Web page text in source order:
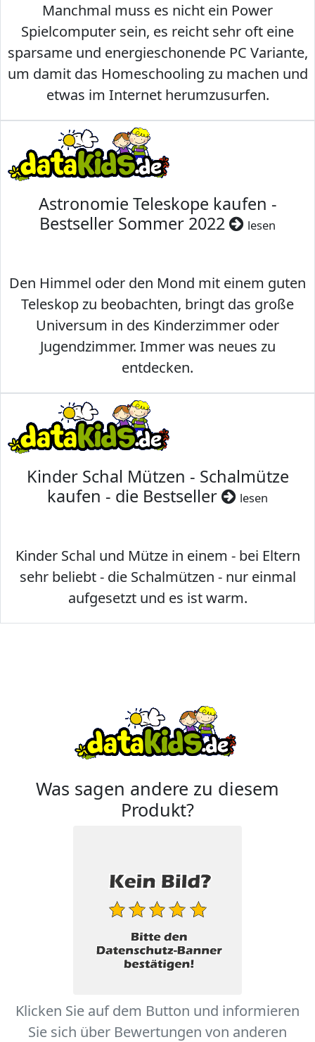
Manchmal muss es nicht ein Power
Spielcomputer sein, es reicht sehr oft eine
sparsame und energieschonende PC Variante,
um damit das Homeschooling zu machen und
etwas im Internet herumzusurfen.
Astronomie Teleskope kaufen -
Bestseller Sommer 2022
lesen
Den Himmel oder den Mond mit einem guten
Teleskop zu beobachten, bringt das große
Universum in des Kinderzimmer oder
Jugendzimmer. Immer was neues zu
entdecken.
Kinder Schal Mützen - Schalmütze
kaufen - die Bestseller
lesen
Kinder Schal und Mütze in einem - bei Eltern
sehr beliebt - die Schalmützen - nur einmal
aufgesetzt und es ist warm.
Was sagen andere zu diesem
Produkt?
Klicken Sie auf dem Button und informieren
Sie sich über Bewertungen von anderen